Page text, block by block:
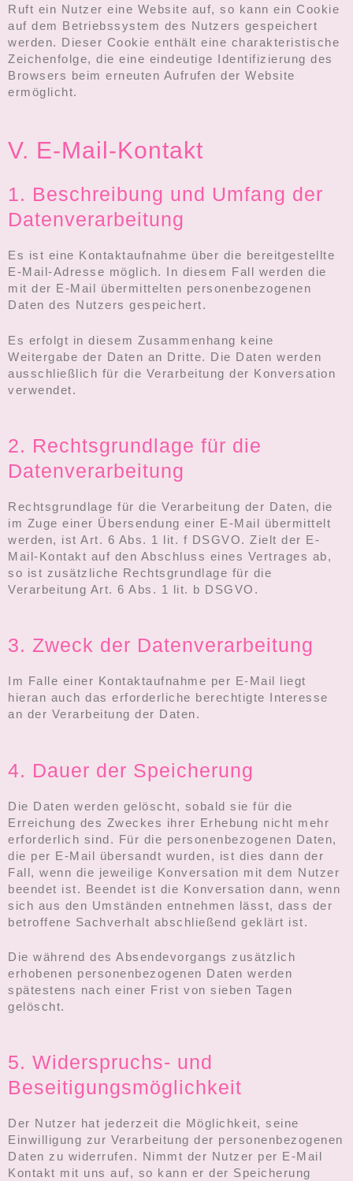
Ruft ein Nutzer eine Website auf, so kann ein Cookie
auf dem Betriebssystem des Nutzers gespeichert
werden. Dieser Cookie enthält eine charakteristische
Zeichenfolge, die eine eindeutige Identifizierung des
Browsers beim erneuten Aufrufen der Website
ermöglicht.
V. E-Mail-Kontakt
1. Beschreibung und Umfang der
Datenverarbeitung
Es ist eine Kontaktaufnahme über die bereitgestellte
E-Mail-Adresse möglich. In diesem Fall werden die
mit der E-Mail übermittelten personenbezogenen
Daten des Nutzers gespeichert.
Es erfolgt in diesem Zusammenhang keine
Weitergabe der Daten an Dritte. Die Daten werden
ausschließlich für die Verarbeitung der Konversation
verwendet.
2. Rechtsgrundlage für die
Datenverarbeitung
Rechtsgrundlage für die Verarbeitung der Daten, die
im Zuge einer Übersendung einer E-Mail übermittelt
werden, ist Art. 6 Abs. 1 lit. f DSGVO. Zielt der E-
Mail-Kontakt auf den Abschluss eines Vertrages ab,
so ist zusätzliche Rechtsgrundlage für die
Verarbeitung Art. 6 Abs. 1 lit. b DSGVO.
3. Zweck der Datenverarbeitung
Im Falle einer Kontaktaufnahme per E-Mail liegt
hieran auch das erforderliche berechtigte Interesse
an der Verarbeitung der Daten.
4. Dauer der Speicherung
Die Daten werden gelöscht, sobald sie für die
Erreichung des Zweckes ihrer Erhebung nicht mehr
erforderlich sind. Für die personenbezogenen Daten,
die per E-Mail übersandt wurden, ist dies dann der
Fall, wenn die jeweilige Konversation mit dem Nutzer
beendet ist. Beendet ist die Konversation dann, wenn
sich aus den Umständen entnehmen lässt, dass der
betroffene Sachverhalt abschließend geklärt ist.
Die während des Absendevorgangs zusätzlich
erhobenen personenbezogenen Daten werden
spätestens nach einer Frist von sieben Tagen
gelöscht.
5. Widerspruchs- und
Beseitigungsmöglichkeit
Der Nutzer hat jederzeit die Möglichkeit, seine
Einwilligung zur Verarbeitung der personenbezogenen
Daten zu widerrufen. Nimmt der Nutzer per E-Mail
Kontakt mit uns auf, so kann er der Speicherung